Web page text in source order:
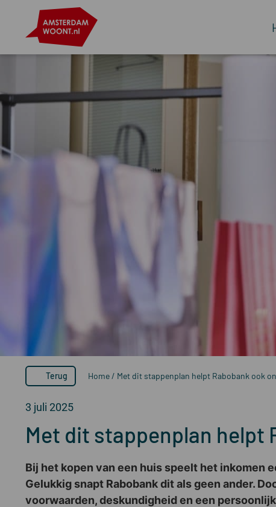
Terug Home / Met dit stappenplan helpt Rabobank ook
3 juli 2025
Met dit stappenplan helpt
Bij het kopen van een huis speelt het inkomen
Gelukkig snapt Rabobank dit als geen ander.
voorwaarden, deskundigheid en een